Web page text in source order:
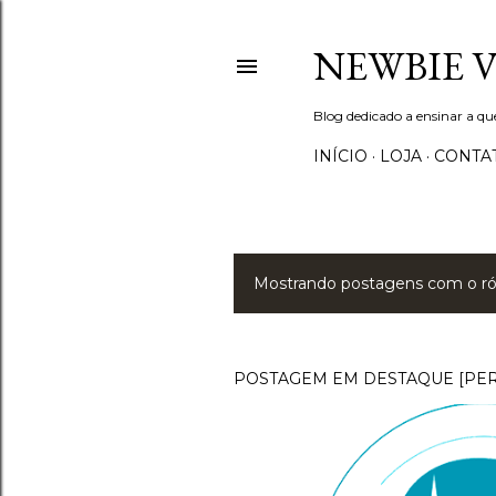
NEWBIE
Blog dedicado a ensinar a
INÍCIO LOJA
P
s
Mostrando postagens com o
POSTAGEM EM DESTAQUE